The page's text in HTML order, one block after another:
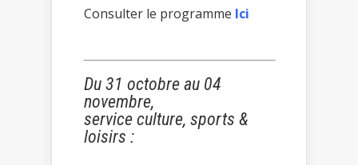
Consulter le programme Ici
Du 31 octobre au 04
novembre,
service culture, sports &
loisirs :